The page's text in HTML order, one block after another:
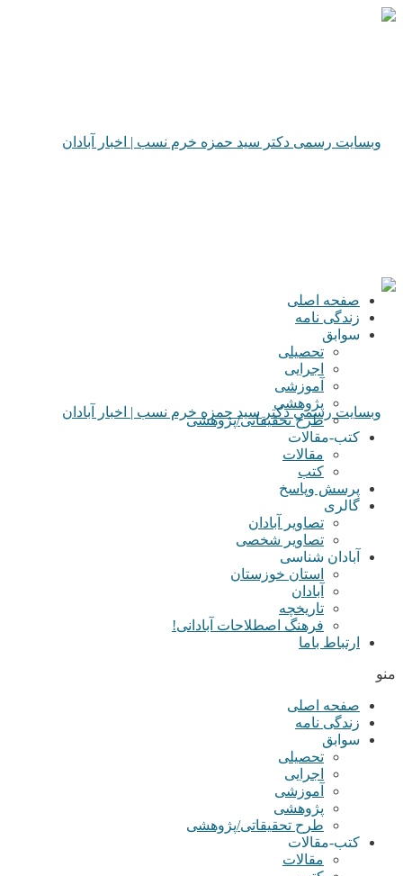
صفحه اصلی
زندگی نامه
سوابق
تحصیلی
اجرایی
آموزشی
پژوهشی
طرح تحقیقاتی/پژوهشی
کتب-مقالات
مقالات
کتب
پرسش وپاسخ
گالری
تصاویر آبادان
تصاویر شخصی
آبادان شناسی
استان خوزستان
آبادان
تاریخچه
فرهنگ اصطلاحات آبادانی!
ارتباط باما
منو
صفحه اصلی
زندگی نامه
سوابق
تحصیلی
اجرایی
آموزشی
پژوهشی
طرح تحقیقاتی/پژوهشی
کتب-مقالات
مقالات